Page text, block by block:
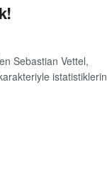
Sebastian Vettel,
istatistiklerin